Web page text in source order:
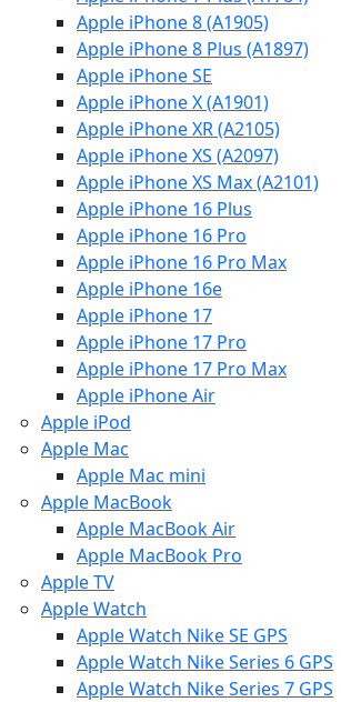
Apple iPhone 8 (A1905)
Apple iPhone 8 Plus (A1897)
Apple iPhone SE
Apple iPhone X (A1901)
Apple iPhone XR (A2105)
Apple iPhone XS (A2097)
Apple iPhone XS Max (A2101)
Apple iPhone 16 Plus
Apple iPhone 16 Pro
Apple iPhone 16 Pro Max
Apple iPhone 16e
Apple iPhone 17
Apple iPhone 17 Pro
Apple iPhone 17 Pro Max
Apple iPhone Air
Apple iPod
Apple Mac
Apple Mac mini
Apple MacBook
Apple MacBook Air
Apple MacBook Pro
Apple TV
Apple Watch
Apple Watch Nike SE GPS
Apple Watch Nike Series 6 GPS
Apple Watch Nike Series 7 GPS